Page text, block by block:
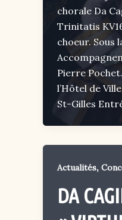
chorale Da
Trinitatis
choeur. Sous
Pierre
l’Hôtel de
St-Gilles
Actualités,
DA